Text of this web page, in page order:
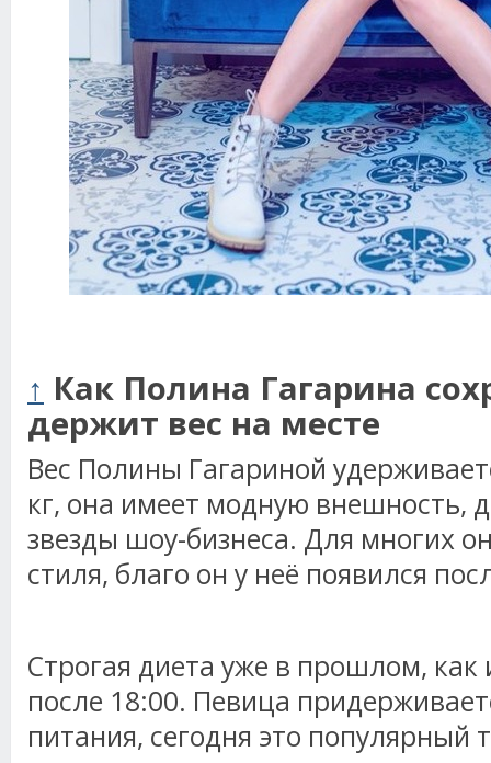
↑ Как Полина Гагарина
держит вес на месте
Вес Полины Гагариной
кг, она имеет модную внешность,
звезды шоу-бизнеса. Для многих
стиля, благо он у неё появился
Строгая диета уже в прошлом, как
после 18:00. Певица
питания, сегодня это популярный